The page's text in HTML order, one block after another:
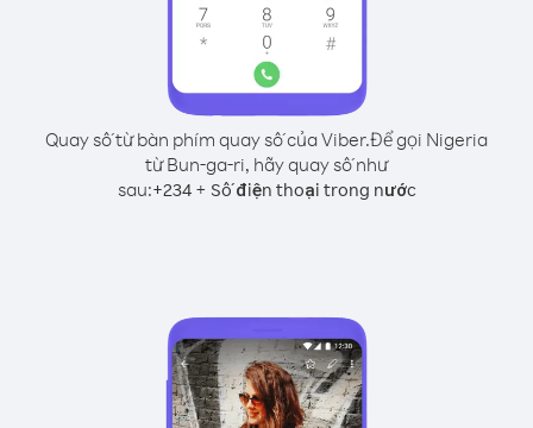
Quay số từ bàn phím quay số của Viber.Để gọi Nigeria
từ Bun-ga-ri, hãy quay số như
sau:+234+ Số điện thoại trong nước